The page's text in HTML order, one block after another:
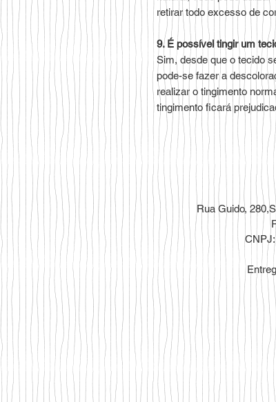
retirar todo excesso de
9. É possível tingir um
Sim, desde que o tecido
pode-se fazer a
realizar o tingimento
tingimento ficará
Rua Guido, 280,